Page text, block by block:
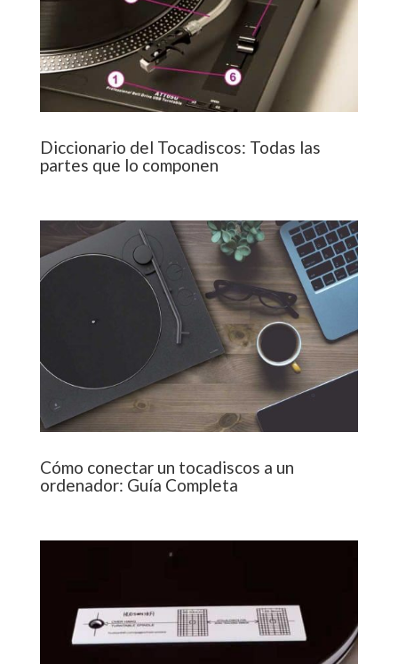
Diccionario del Tocadiscos: Todas las
partes que lo componen
Cómo conectar un tocadiscos a un
ordenador: Guía Completa